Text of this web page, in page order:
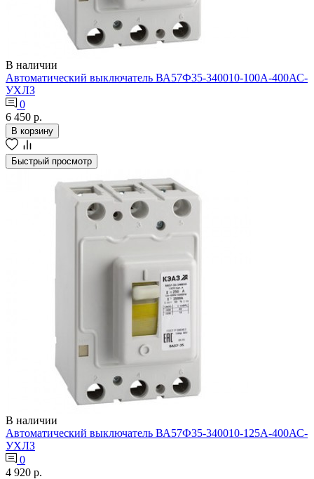
В наличии
Автоматический выключатель ВА57Ф35-340010-100А-400АС-
УХЛЗ
0
6 450 р.
В корзину
Быстрый просмотр
В наличии
Автоматический выключатель ВА57Ф35-340010-125А-400АС-
УХЛЗ
0
4 920 р.